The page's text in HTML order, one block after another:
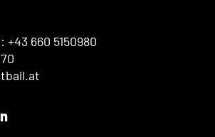
660 5150980